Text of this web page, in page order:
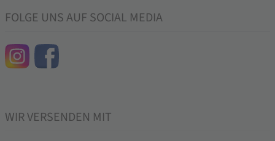
FOLGE UNS AUF SOCIAL MEDIA
WIR VERSENDEN MIT